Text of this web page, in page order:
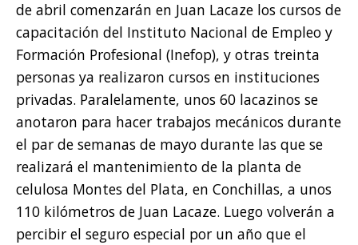
de abril comenzarán en Juan Lacaze los cursos de
capacitación del Instituto Nacional de Empleo y
Formación Profesional (Inefop), y otras treinta
personas ya realizaron cursos en instituciones
privadas. Paralelamente, unos 60 lacazinos se
anotaron para hacer trabajos mecánicos durante
el par de semanas de mayo durante las que se
realizará el mantenimiento de la planta de
celulosa Montes del Plata, en Conchillas, a unos
110 kilómetros de Juan Lacaze. Luego volverán a
percibir el seguro especial por un año que el